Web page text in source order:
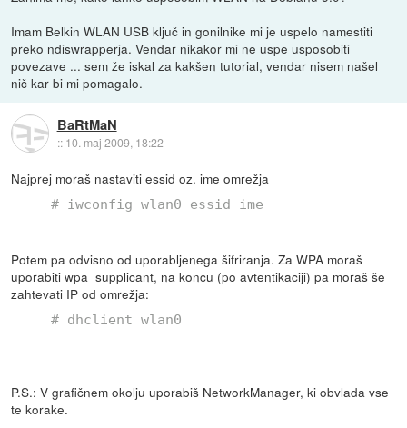
Imam Belkin WLAN USB ključ in gonilnike mi je uspelo namestiti
preko ndiswrapperja. Vendar nikakor mi ne uspe usposobiti
povezave ... sem že iskal za kakšen tutorial, vendar nisem našel
nič kar bi mi pomagalo.
BaRtMaN
:: 10. maj 2009, 18:22
Najprej moraš nastaviti essid oz. ime omrežja
# iwconfig wlan0 essid ime
Potem pa odvisno od uporabljenega šifriranja. Za WPA moraš
uporabiti wpa_supplicant, na koncu (po avtentikaciji) pa moraš še
zahtevati IP od omrežja:
# dhclient wlan0
P.S.: V grafičnem okolju uporabiš NetworkManager, ki obvlada vse
te korake.